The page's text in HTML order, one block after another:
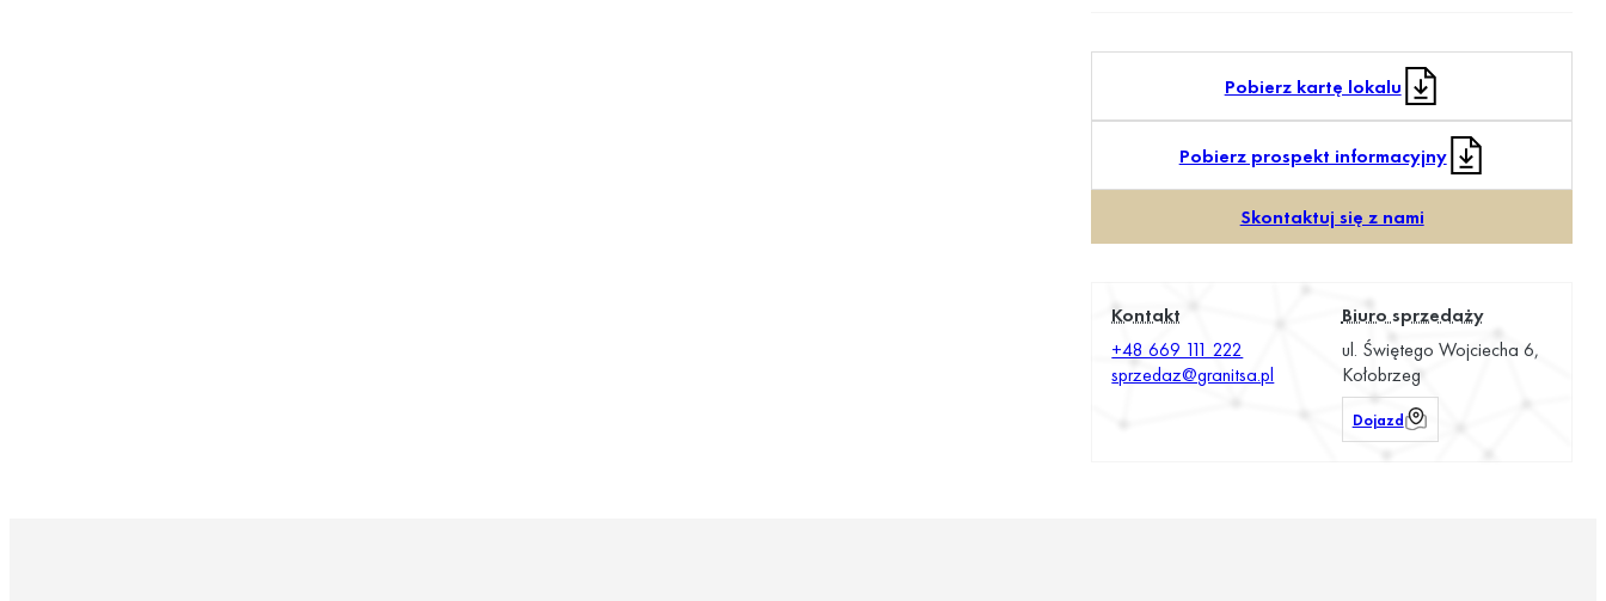
Pobierz kartę lokalu
Pobierz prospekt informacyjny
Skontaktuj się z nami
Kontakt
+48 669 111 222
sprzedaz@granitsa.pl
Biuro sprzedaży
ul. Świętego Wojciecha 6,
Kołobrzeg
Dojazd